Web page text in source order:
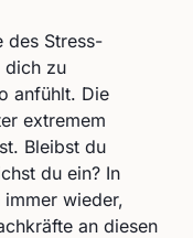
des Stress-
dich zu
anfühlt. Die
extremem
Bleibst du
du ein? In
wieder,
an diesen